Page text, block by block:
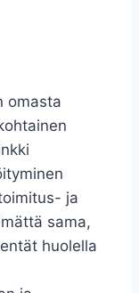
omasta
ja
sama,
huolella